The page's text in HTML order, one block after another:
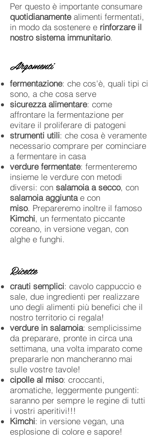
Per questo è importante consumare
quotidianamentealimenti fermentati,
in modo da sostenere e rinforzare il
nostro sistema immunitario.
Argomenti
fermentazione: che cos'è, quali tipi ci
sono, a che cosa serve
sicurezza alimentare: come
affrontare la fermentazione per
evitare il proliferare di patogeni
strumenti utili: che cosa è veramente
necessario comprare per cominciare
a fermentare in casa
verdure fermentate: fermenteremo
insieme le verdure con metodi
diversi: con salamoia a secco, con
salamoia aggiuntae con
miso. Prepareremo inoltre il famoso
Kimchi, un fermentato piccante
coreano, in versione vegan, con
alghe e funghi.
Ricette
crauti semplici: cavolo cappuccio e
sale, due ingredienti per realizzare
uno degli alimenti più benefici che il
nostro territorio ci regala!
verdure in salamoia: semplicissime
da preparare, pronte in circa una
settimana, una volta imparato come
prepararle non mancheranno mai
sulle vostre tavole!
cipolle al miso: croccanti,
aromatiche, leggermente pungenti:
saranno per sempre le regine di tutti
i vostri aperitivi!!!
Kimchi: in versione vegan, una
esplosione di colore e sapore!